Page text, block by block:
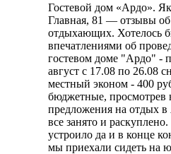
Гостевой дом «Ардо».
Главная, 81 — отзывы
отдыхающих. Хотелось
впечатлениями об
гостевом доме "Ардо" -
август с 17.08 по 26.08
местный эконом - 400
бюджетные, просмотрев
предложения на отдых
все занято и
устроило да и в конце
мы приехали сидеть на